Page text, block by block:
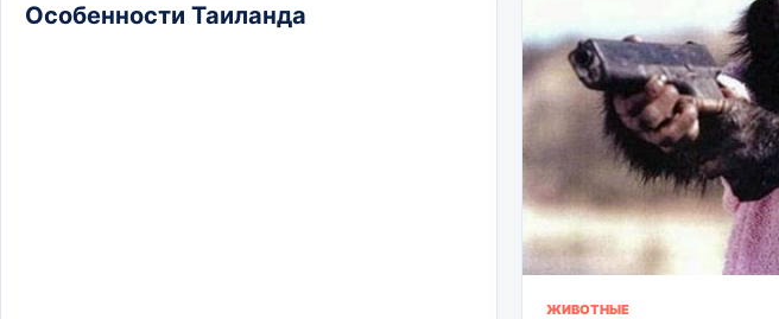
Особенности Таиланда
ЖИВОТНЫЕ